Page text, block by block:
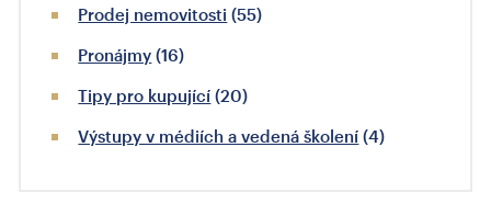
Prodej nemovitosti (55)
Pronájmy (16)
Tipy pro kupující (20)
Výstupy v médiích a vedená školení (4)